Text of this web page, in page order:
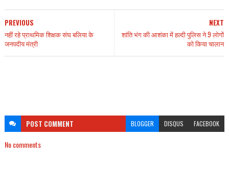
NEXT
शांति भंग की आशंका में हल्दी पुलिस ने 9 लोगों
को किया चालान
PREVIOUS
नहीं रहे प्राथमिक शिक्षक संघ बलिया के
जनपदीय मंत्री
POST COMMENT BLOGGER DISQUS FACEBOOK
No comments